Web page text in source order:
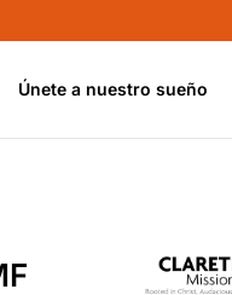
Únete a nuestro sueño